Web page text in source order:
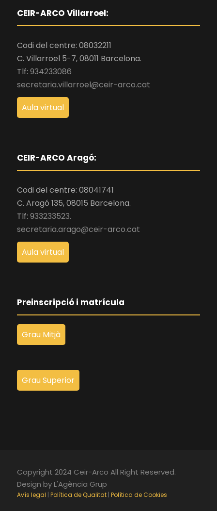
CEIR-ARCO Villarroel:
Codi del centre: 08032211
C. Villarroel 5-7, 08011 Barcelona.
Tlf: 934233086
secretaria.villarroel@ceir-arco.cat
Aula virtual
CEIR-ARCO Aragó:
Codi del centre: 08041741
C. Aragó 135, 08015 Barcelona.
Tlf: 933233523.
secretaria.arago@ceir-arco.cat
Aula virtual
Preinscripció i matrícula
Grau Mitjà
Grau Superior
Copyright 2024 Ceir-Arco All Right Reserved.
Design by L'Agència Grup
Avís legal | Política de Qualitat | Política de Cookies